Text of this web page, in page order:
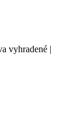
vyhradené |